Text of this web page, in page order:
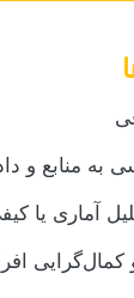
منابع و
آماری یا
کمال‌گرایی